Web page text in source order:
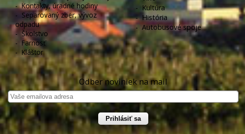
-Kontakty, úradné hodiny
- Separovaný zber, vývoz
odpadu
- Školstvo
-Farnosť
-Kláštor
- Kultúra
-História
-Autobusové spoje
Odber noviniek na mail
Prihlásiť sa